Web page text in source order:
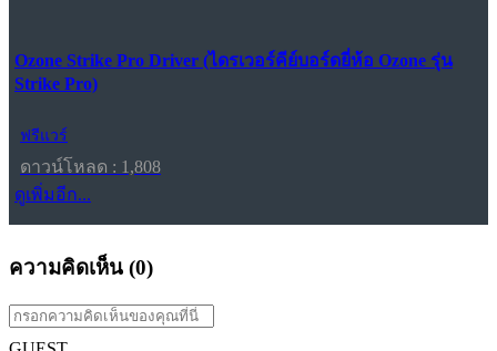
Ozone Strike Pro Driver (ไดรเวอร์คีย์บอร์ดยี่ห้อ Ozone รุ่น
Strike Pro)
ฟรีแวร์
ดาวน์โหลด : 1,808
ดูเพิ่มอีก...
ความคิดเห็น (0)